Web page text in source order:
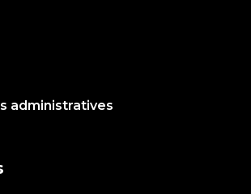
administratives